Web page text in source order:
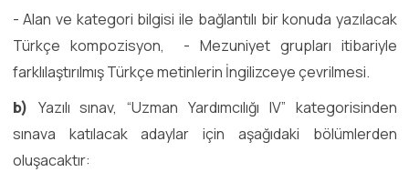
- Alan ve kategori bilgisi ile bağlantılı bir konuda yazılacak
Türkçe kompozisyon, - Mezuniyet grupları itibariyle
farklılaştırılmış Türkçe metinlerin İngilizceye çevrilmesi.
b) Yazılı sınav, “Uzman Yardımcılığı IV” kategorisinden
sınava katılacak adaylar için aşağıdaki bölümlerden
oluşacaktır: